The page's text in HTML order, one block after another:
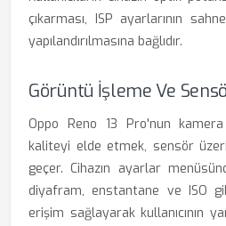
çıkarması, ISP ayarlarının
yapılandırılmasına bağlıdır.
Görüntü İşleme Ve
Oppo Reno 13 Pro'nun
kaliteyi elde etmek, sensör
geçer. Cihazın ayarlar
diyafram, enstantane ve ISO
erişim sağlayarak kullanıcının